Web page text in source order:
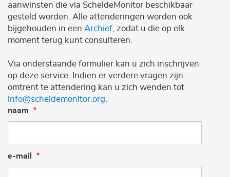
aanwinsten die via ScheldeMonitor beschikbaar
gesteld worden. Alle attenderingen worden ook
bijgehouden in een Archief , zodat u die op elk
moment terug kunt consulteren.
Via onderstaande formulier kan u zich inschrijven
op deze service. Indien er verdere vragen zijn
omtrent te attendering kan u zich wenden tot
info@scheldemonitor.org
naam
e-mail